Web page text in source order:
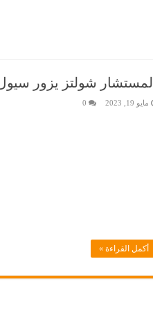
المستشار شولتز يزور سيول
مايو 19, 2023 0
أكمل القراءة »